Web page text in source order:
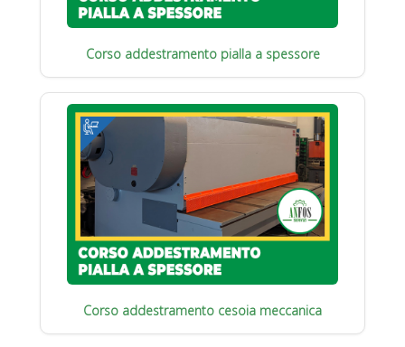
Corso addestramento pialla a spessore
Corso addestramento cesoia meccanica